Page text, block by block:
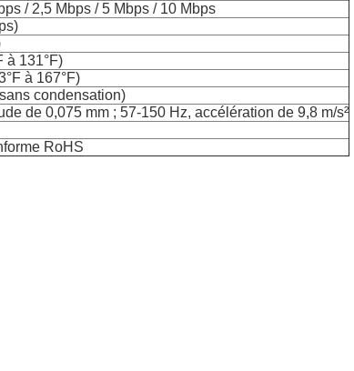
/ 2,5 Mbps / 5 Mbps / 10 Mbps
à 131°F)
à 167°F)
condensation)
de 0,075 mm ; 57‑150 Hz, accélération de 9,8 m/s²
RoHS